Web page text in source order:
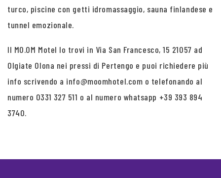
turco, piscine con getti idromassaggio, sauna finlandese e
tunnel emozionale.
Il MO.OM Motel lo trovi in Via San Francesco, 15 21057 ad
Olgiate Olona nei pressi di Pertengo e puoi richiedere più
info scrivendo a info@moomhotel.com o telefonando al
numero 0331 327 511 o al numero whatsapp +39 393 894
3740.